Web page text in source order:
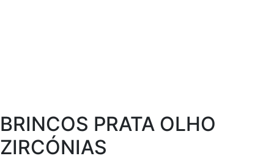
BRINCOS PRATA OLHO
ZIRCÓNIAS